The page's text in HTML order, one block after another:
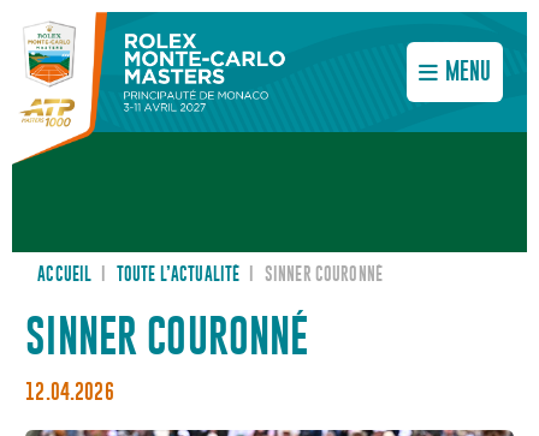
MENU
ACCUEIL TOUTE L’ACTUALITÉ SINNER COURONNÉ
SINNER COURONNÉ
12.04.2026